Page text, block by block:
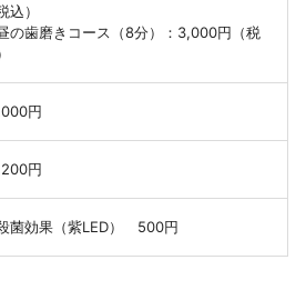
込）
の歯磨きコース（8分）：3,000円（税
円
円
菌効果（紫LED） 500円